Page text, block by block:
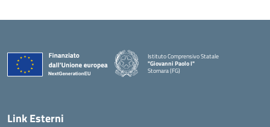
Istituto Comprensivo Statale
"Giovanni Paolo I"
Stornara (FG)
Link Esterni